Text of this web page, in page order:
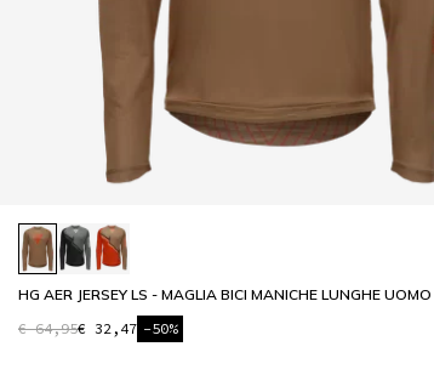
HG AER JERSEY LS - MAGLIA BICI MANICHE LUNGHE UOMO
€ 64,95€ 32,47 -50%